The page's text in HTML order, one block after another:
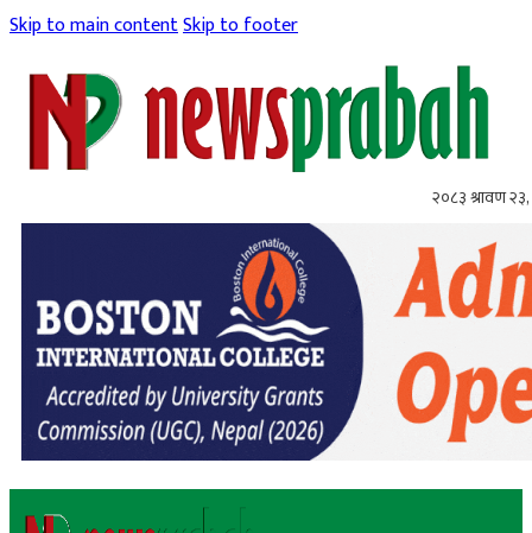
Skip to main contentSkip to footer
२०८३ श्रावण २३,